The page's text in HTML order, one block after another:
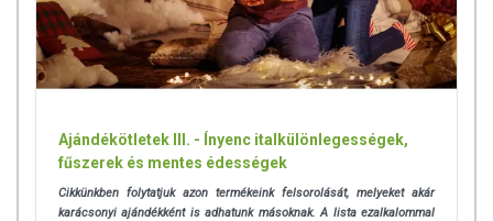
Ajándékötletek III. - Ínyenc italkülönlegességek,
fűszerek és mentes édességek
Cikkünkben folytatjuk azon termékeink felsorolását, melyeket akár
karácsonyi ajándékként is adhatunk másoknak. A lista ezalkalommal